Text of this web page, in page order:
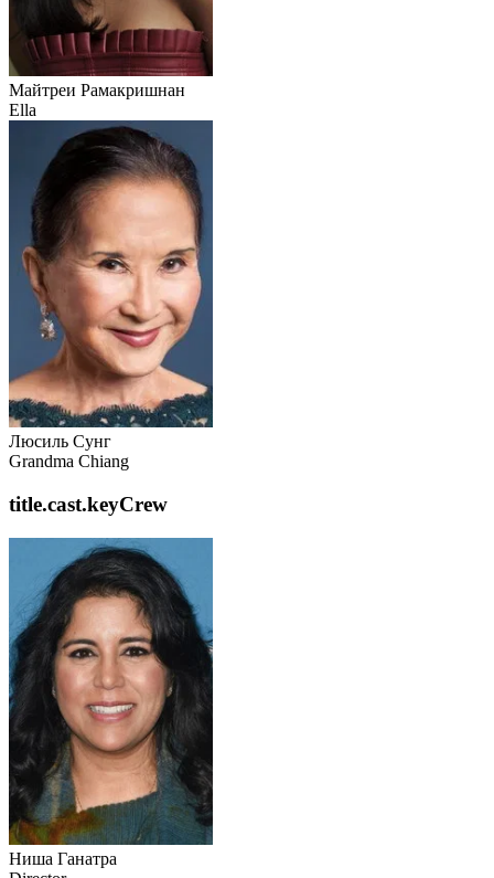
Майтреи Рамакришнан
Ella
Люсиль Сунг
Grandma Chiang
title.cast.keyCrew
Ниша Ганатра